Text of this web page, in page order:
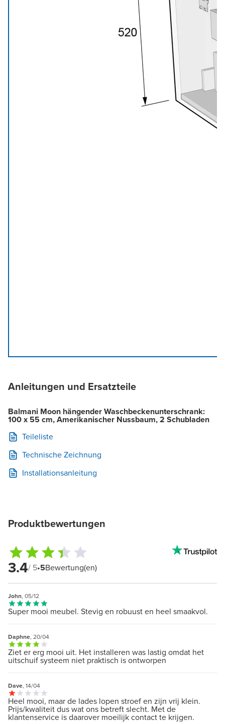
Anleitungen und Ersatzteile
Balmani Moon hängender Waschbeckenunterschrank:
100 x 55 cm, Amerikanischer Nussbaum, 2 Schubladen
Teileliste
Technische Zeichnung
Installationsanleitung
Produktbewertungen
3.4/ 5•5Bewertung(en)
John, 05/12
Super mooi meubel. Stevig en robuust en heel smaakvol.
Daphne, 20/04
Ziet er erg mooi uit. Het installeren was lastig omdat het
uitschuif systeem niet praktisch is ontworpen
Dave, 14/04
Heel mooi, maar de lades lopen stroef en zijn vrij klein.
Prijs/kwaliteit dus wat ons betreft slecht. Met de
klantenservice is daarover moeilijk contact te krijgen.